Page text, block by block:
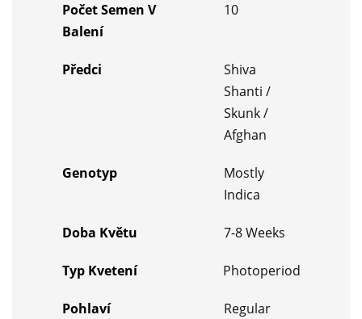
Počet Semen V
Balení
10
Předci
Shiva
Shanti /
Skunk /
Afghan
Genotyp
Mostly
Indica
Doba Květu 7-8 Weeks
Typ Kvetení Photoperiod
Pohlaví Regular